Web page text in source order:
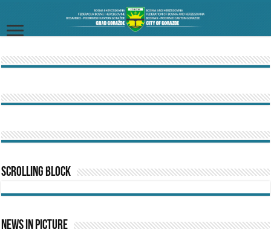
Scrolling Block
News In Picture